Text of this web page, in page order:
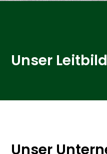
Unser Leitbild
Unser